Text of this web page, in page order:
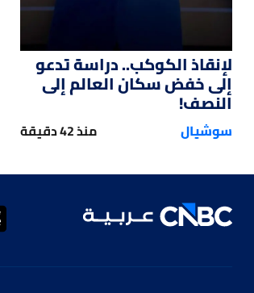
لإنقاذ الكوكب.. دراسة تدعو
إلى خفض سكان العالم إلى
النصف!
سوشيال منذ 42 دقيقة